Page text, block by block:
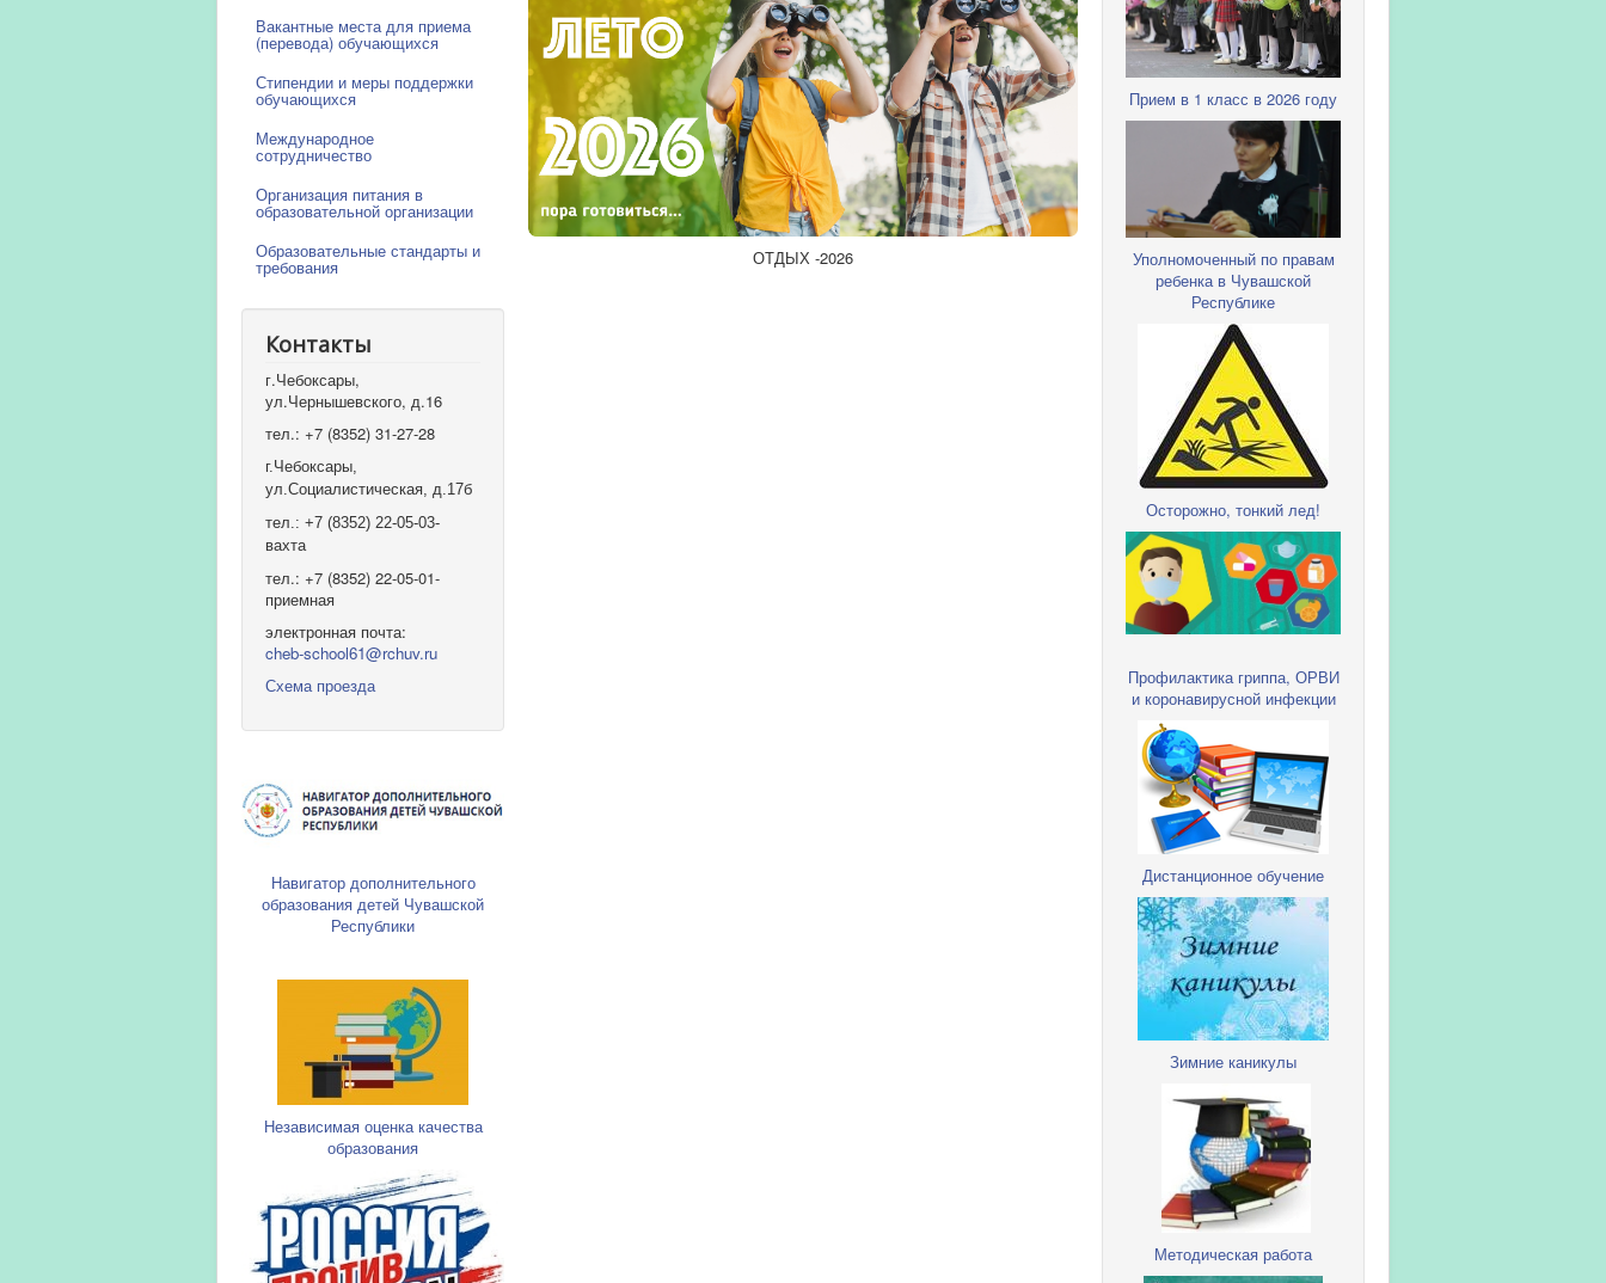
Вакантные места для приема
(перевода) обучающихся
Стипендии и меры поддержки
обучающихся
Международное
сотрудничество
Организация питания в
образовательной организации
Образовательные стандарты и
требования
Контакты
г.Чебоксары,
ул.Чернышевского, д.16
тел.: +7 (8352) 31-27-28
г.Чебоксары,
ул.Социалистическая, д.17б
тел.: +7 (8352) 22-05-03-
вахта
тел.: +7 (8352) 22-05-01-
приемная
электронная почта:
cheb-school61@rchuv.ru
Схема проезда
Навигатор дополнительного
образования детей Чувашской
Республики
Независимая оценка качества
образования
ОТДЫХ -2026
Прием в 1 класс в 2026 году
Уполномоченный по правам
ребенка в Чувашской
Республике
Осторожно, тонкий лед!
Профилактика гриппа, ОРВИ
и коронавирусной инфекции
Дистанционное обучение
Зимние каникулы
Методическая работа